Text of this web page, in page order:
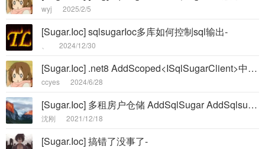
wyj 2025/2/5
[Sugar.Ioc] sqlsugarIoc多库如何控制sql输出-
2024/12/30
[Sugar.Ioc] .net8 AddScoped<ISqlSugarClient>中 IServiceProvider 被销毁-
ccyes 2024/6/28
[Sugar.Ioc] 多租房户仓储 AddSqlSugar AddSqlsugarSetup-
沈刚 2021/12/18
[Sugar.Ioc] 搞错了没事了-